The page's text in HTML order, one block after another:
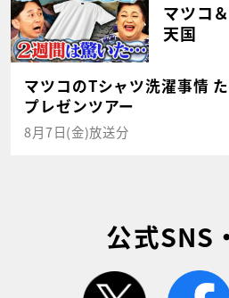
マツコ
天国
マツコのTシャツ洗濯事情
プレゼンツアー
8月7日(金)放送分
公式SNS
twitter